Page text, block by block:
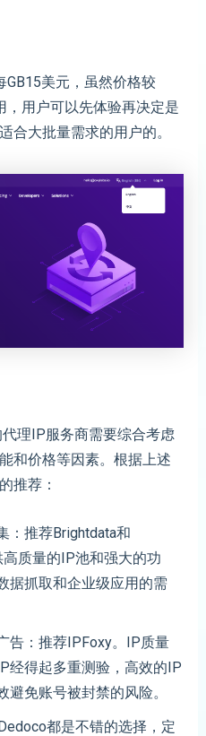
美元，虽然价格较
用户可以先体验再决定是
合大批量需求的用户的。
理IP服务商需要综合考虑
和价格等因素。根据上述
推荐：
：推荐Brightdata和
质量的IP池和强大的功
据抓取和企业级应用的需
告：推荐IPFoxy。IP质量
经得起多重测验，高效的IP
免账号被封禁的风险。
都是不错的选择，定